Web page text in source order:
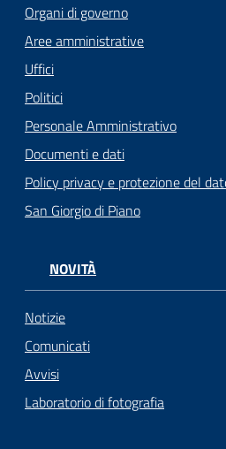
Organi di governo
Aree amministrative
Uffici
Politici
Personale Amministrativo
Documenti e dati
Policy privacy e protezione del
San Giorgio di Piano
NOVITÀ
Notizie
Comunicati
Avvisi
Laboratorio di fotografia